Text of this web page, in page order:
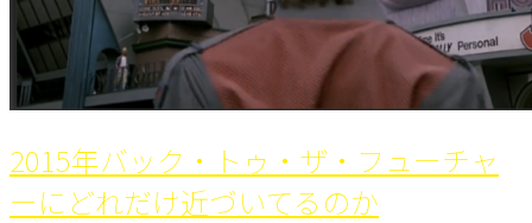
2015年バック・トゥ・ザ・フューチャ
ーにどれだけ近づいてるのか